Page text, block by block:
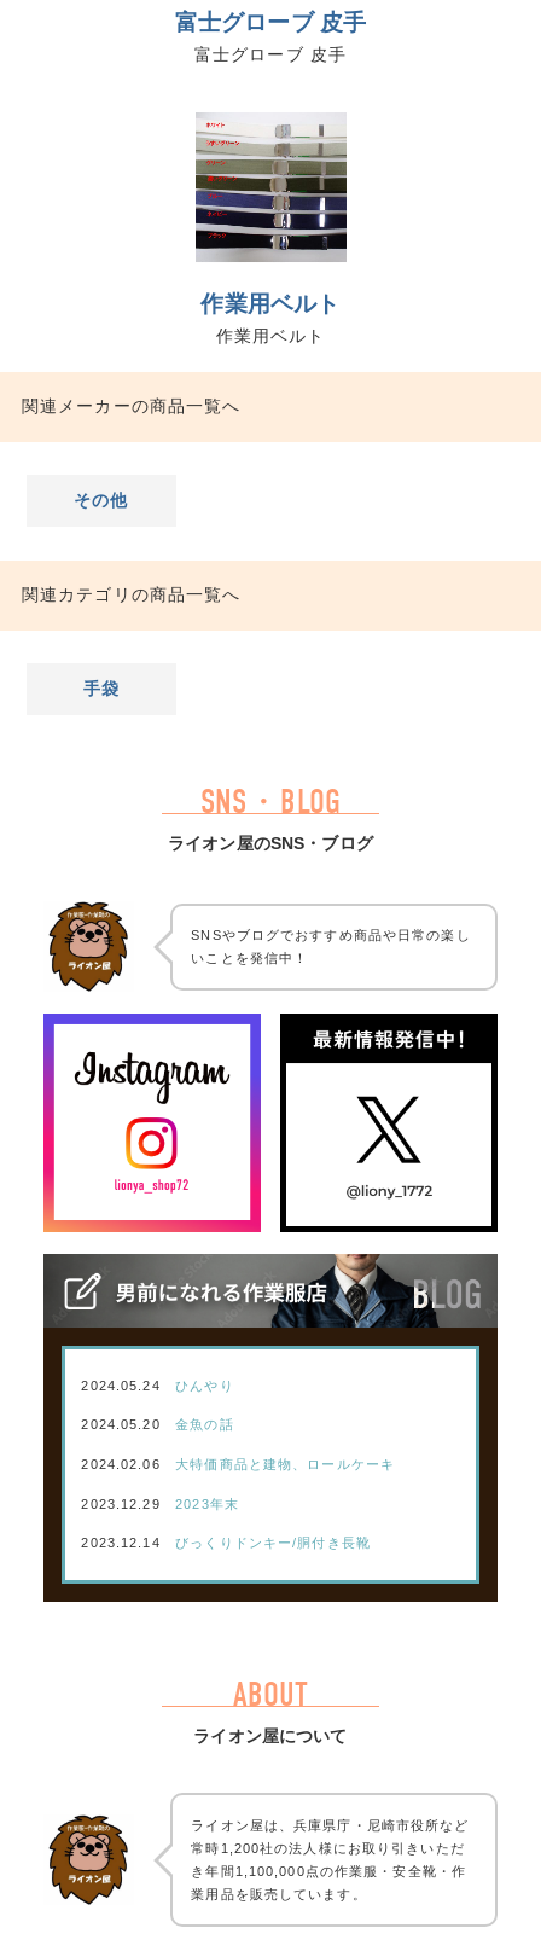
富士グローブ 皮手
富士グローブ 皮手
作業用ベルト
作業用ベルト
関連メーカーの商品一覧へ
その他
関連カテゴリの商品一覧へ
手袋
SNS・BLOG
ライオン屋のSNS・ブログ
SNSやブログでおすすめ商品や日常の楽し
いことを発信中！
2024.05.24 ひんやり
2024.05.20 金魚の話
2024.02.06 大特価商品と建物、ロールケーキ
2023.12.29 2023年末
2023.12.14 びっくりドンキー/胴付き長靴
ABOUT
ライオン屋について
ライオン屋は、兵庫県庁・尼崎市役所など
常時1,200社の法人様にお取り引きいただ
き年間1,100,000点の作業服・安全靴・作
業用品を販売しています。